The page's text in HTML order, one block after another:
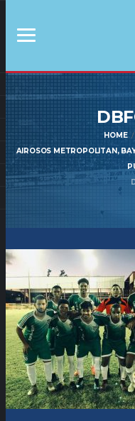
HOME
AIROSOS METROPOLITAN,